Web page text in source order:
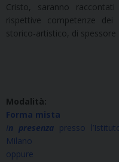
Cristo, saranno
rispettive competenze
storico-artistico, di spessore
Modalità:
Forma mista
In presenzapresso
Milano
oppure